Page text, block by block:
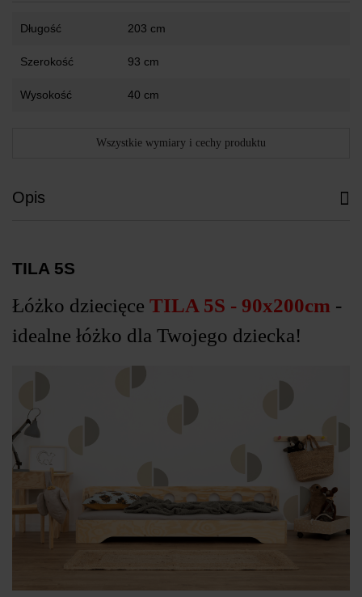
Długość 203 cm
Szerokość 93 cm
Wysokość 40 cm
Wszystkie wymiary i cechy produktu
Opis
TILA 5S
Łóżko dziecięce TILA 5S - 90x200cm -
idealne łóżko dla Twojego dziecka!